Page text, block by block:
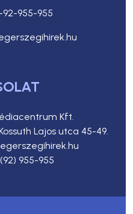
92-955-955
Kft.
Lajos utca 45-49.
955-955